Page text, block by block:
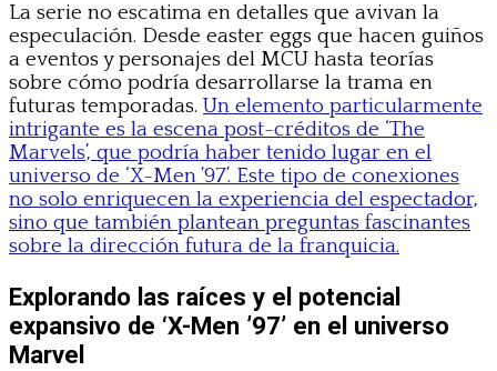
La serie no escatima en detalles que avivan la
especulación. Desde easter eggs que hacen guiños
a eventos y personajes del MCU hasta teorías
sobre cómo podría desarrollarse la trama en
futuras temporadas. Un elemento particularmente
intrigante es la escena post-créditos de ‘The
Marvels’, que podría haber tenido lugar en el
universo de ‘X-Men ’97’. Este tipo de conexiones
no solo enriquecen la experiencia del espectador,
sino que también plantean preguntas fascinantes
sobre la dirección futura de la franquicia.
Explorando las raíces y el potencial
expansivo de ‘X-Men ’97’ en el universo
Marvel